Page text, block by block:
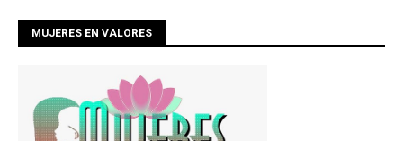
MUJERES EN VALORES